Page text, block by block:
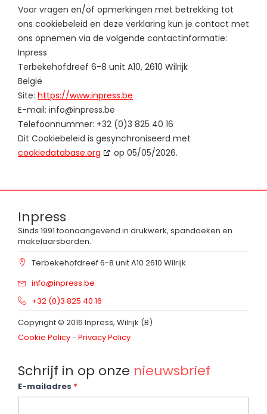
Voor vragen en/of opmerkingen met betrekking tot
ons cookiebeleid en deze verklaring kun je contact met
ons opnemen via de volgende contactinformatie:
Inpress
Terbekehofdreef 6-8 unit A10, 2610 Wilrijk
België
Site: https://www.inpress.be
E-mail: info@inpress.be
Telefoonnummer: +32 (0)3 825 40 16
Dit Cookiebeleid is gesynchroniseerd met
cookiedatabase.org
op 05/05/2026.
Inpress
Sinds 1991 toonaangevend in drukwerk, spandoeken en
makelaarsborden.
Terbekehofdreef 6-8 unit A10 2610 Wilrijk
info@inpress.be
+32 (0)3 825 40 16
Copyright © 2016 Inpress, Wilrijk (B)
Cookie Policy‒Privacy Policy
Schrijf in op onze nieuwsbrief
Footer_nieuwsbrief
E-mailadres *